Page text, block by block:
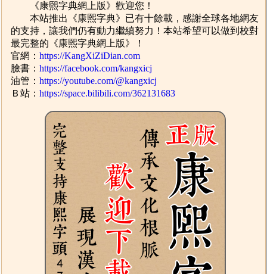
《康熙字典網上版》歡迎您！
本站推出《康熙字典》已有十餘載，感謝全球各地網友
的支持，讓我們仍有動力繼續努力！本站希望可以做到校對
最完整的《康熙字典網上版》！
官網：https://KangXiZiDian.com
臉書：https://facebook.com/kangxicj
油管：https://youtube.com/@kangxicj
Ｂ站：https://space.bilibili.com/362131683